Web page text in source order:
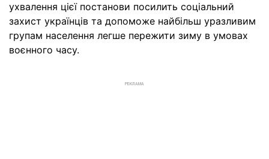
ухвалення цієї постанови посилить соціальний
захист українців та допоможе найбільш уразливим
групам населення легше пережити зиму в умовах
воєнного часу.
РЕКЛАМА